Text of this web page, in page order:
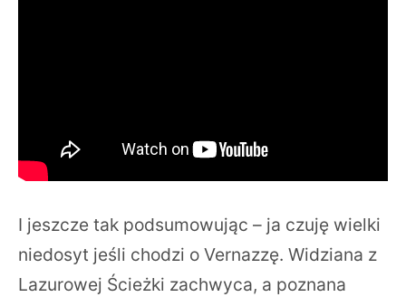
I jeszcze tak podsumowując – ja czuję wielki
niedosyt jeśli chodzi o Vernazzę. Widziana z
Lazurowej Ścieżki zachwyca, a poznana